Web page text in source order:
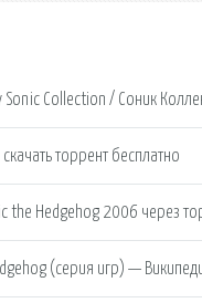
Sonic Collection / Соник
торрент бесплатно
the Hedgehog 2006 через
(серия игр) —